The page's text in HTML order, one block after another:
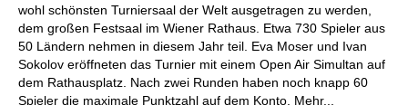
wohl schönsten Turniersaal der Welt ausgetragen zu werden,
dem großen Festsaal im Wiener Rathaus. Etwa 730 Spieler aus
50 Ländern nehmen in diesem Jahr teil. Eva Moser und Ivan
Sokolov eröffneten das Turnier mit einem Open Air Simultan auf
dem Rathausplatz. Nach zwei Runden haben noch knapp 60
Spieler die maximale Punktzahl auf dem Konto. Mehr...